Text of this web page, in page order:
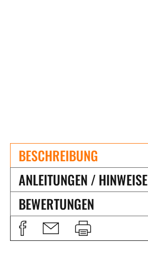
BESCHREIBUNG
ANLEITUNGEN / HINWEISE
BEWERTUNGEN